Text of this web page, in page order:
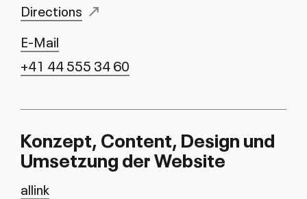
Directions
E-Mail
+41 44 555 34 60
Kon­zept, Con­tent, De­sign und
Um­set­zung der Web­si­te
allink